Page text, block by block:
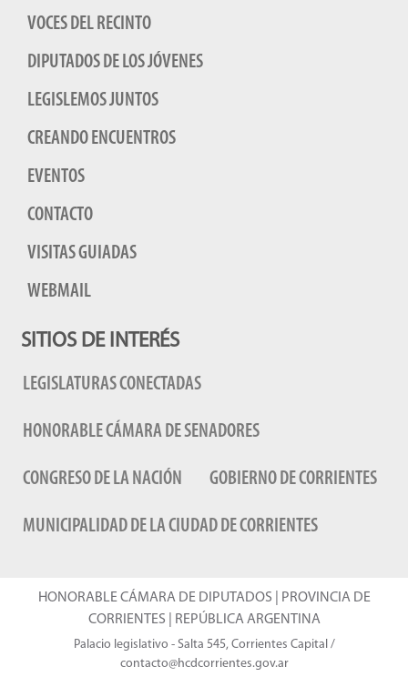
VOCES DEL RECINTO
DIPUTADOS DE LOS JÓVENES
LEGISLEMOS JUNTOS
CREANDO ENCUENTROS
EVENTOS
CONTACTO
VISITAS GUIADAS
WEBMAIL
SITIOS DE INTERÉS
LEGISLATURAS CONECTADAS
HONORABLE CÁMARA DE SENADORES
CONGRESO DE LA NACIÓN GOBIERNO DE CORRIENTES
MUNICIPALIDAD DE LA CIUDAD DE CORRIENTES
HONORABLE CÁMARA DE DIPUTADOS | PROVINCIA DE
CORRIENTES | REPÚBLICA ARGENTINA
Palacio legislativo - Salta 545, Corrientes Capital /
contacto@hcdcorrientes.gov.ar